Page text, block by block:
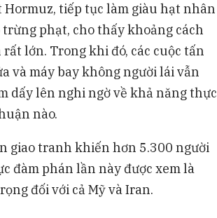
Hormuz, tiếp tục làm giàu hạt nhân
trừng phạt, cho thấy khoảng cách
lớn. Trong khi đó, các cuộc tấn
và máy bay không người lái vẫn
dấy lên nghi ngờ về khả năng thực
nào.
giao tranh khiến hơn 5.300 người
đàm phán lần này được xem là
đối với cả Mỹ và Iran.